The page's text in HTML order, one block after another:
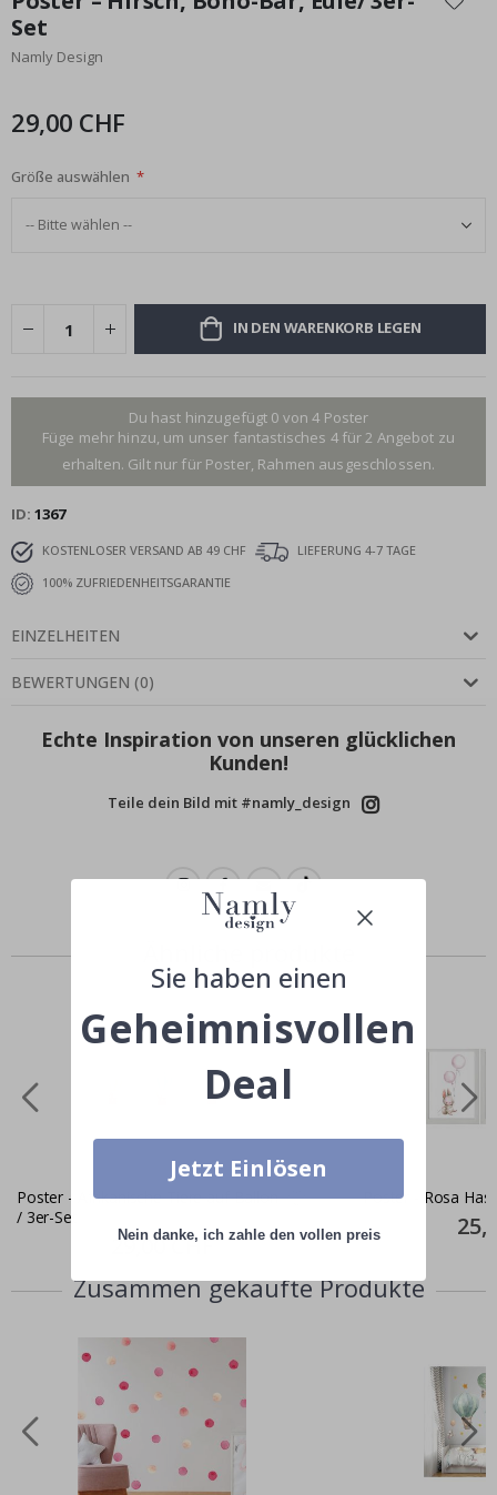
der
Bildgalerie
springen
Set
Namly Design
29,00 CHF
Größe auswählen
IN DEN WARENKORB LEGEN
Du hast hinzugefügt 0 von 4 Poster
Füge mehr hinzu, um unser fantastisches 4 für 2 Angebot zu
erhalten. Gilt nur für Poster, Rahmen ausgeschlossen.
ID 1367
KOSTENLOSER VERSAND AB 49 CHF
LIEFERUNG 4-7 TAGE
100% ZUFRIEDENHEITSGARANTIE
EINZELHEITEN
BEWERTUNGEN (0)
Echte Inspiration von unseren glücklichen
Kunden!
Teile dein Bild mit #namly_design
Poster - Afrikanische Tiere auf Ballon
/ 3er-Set
Special
29,00 CHF
Poster - Rosa
Price
Zusammen gekaufte Produkte
Sie haben einen
Geheimnisvollen
Deal
Jetzt Einlösen
Nein danke, ich zahle den vollen preis